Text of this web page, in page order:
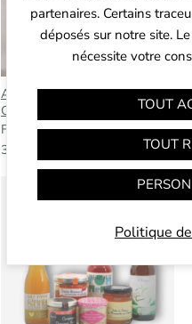
ASSORTIMENT DE
CALVADOS
Fabriqué dans la Manche
33,00
partenaires. Certains
déposés sur notre site.
nécessite votre
TOUT
TOUT
Politique